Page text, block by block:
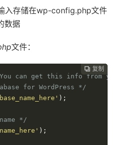
入存储在wp-config.php文件
数据
文件：
 复制
 复制
 复制
 复制
 复制
 复制
 复制
 复制
 复制
 复制
 复制
 复制
 复制
 复制
 复制
 复制
 复制
 复制
 复制
 复制
 复制
 复制
 复制
 复制
 复制
 复制
can get this info from
for WordPress */
);
*/
);